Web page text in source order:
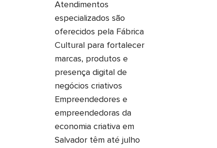
Atendimentos
especializados são
oferecidos pela Fábrica
Cultural para fortalecer
marcas, produtos e
presença digital de
negócios criativos
Empreendedores e
empreendedoras da
economia criativa em
Salvador têm até julho